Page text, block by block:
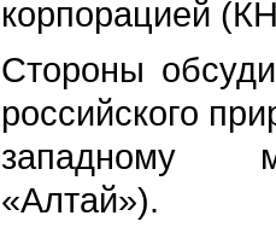
корпорацией
Стороны
российского
западному
«Алтай»).